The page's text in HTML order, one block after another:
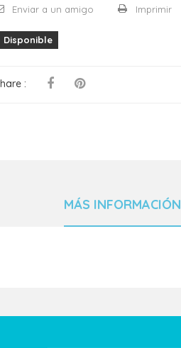
Enviar a un amigo Imprimir
Disponible
:
MÁS INFORMACIÓN